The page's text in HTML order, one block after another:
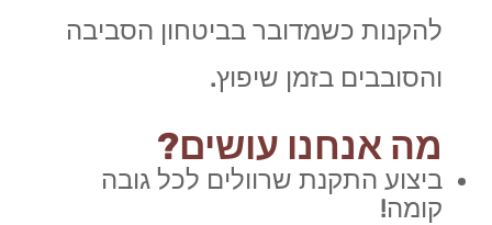
להקנות כשמדובר בביטחון הסביבה
והסובבים בזמן שיפוץ.
מה אנחנו עושים?
ביצוע התקנת שרוולים לכל גובה
קומה!